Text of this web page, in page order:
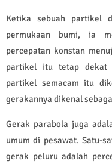
Ketika sebuah partikel
permukaan bumi, ia
percepatan konstan
partikel itu tetap dekat
partikel semacam itu
gerakannya dikenal
Gerak parabola juga
umum di pesawat. Satu-
gerak peluru adalah